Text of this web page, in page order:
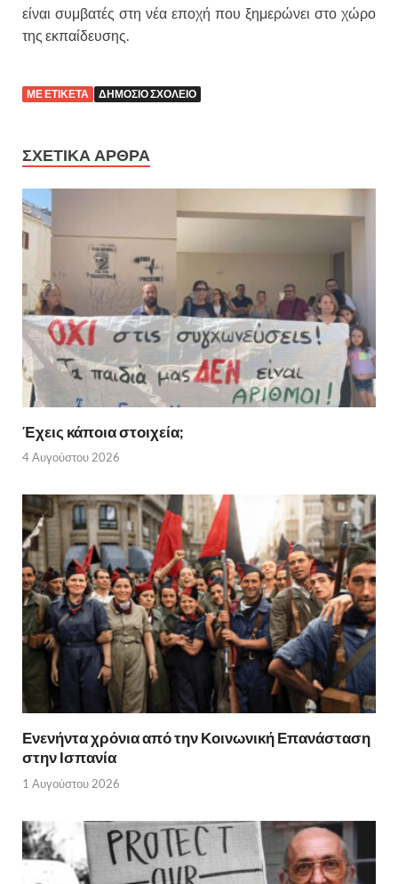
είναι συμβατές στη νέα εποχή που ξημερώνει στο χώρο
της εκπαίδευσης.
ΜΕ ΕΤΙΚΕΤΑ ΔΗΜΟΣΙΟ ΣΧΟΛΕΙΟ
ΣΧΕΤΙΚΑ ΑΡΘΡΑ
Έχεις κάποια στοιχεία;
4 Αυγούστου 2026
Ενενήντα χρόνια από την Κοινωνική Επανάσταση
στην Ισπανία
1 Αυγούστου 2026